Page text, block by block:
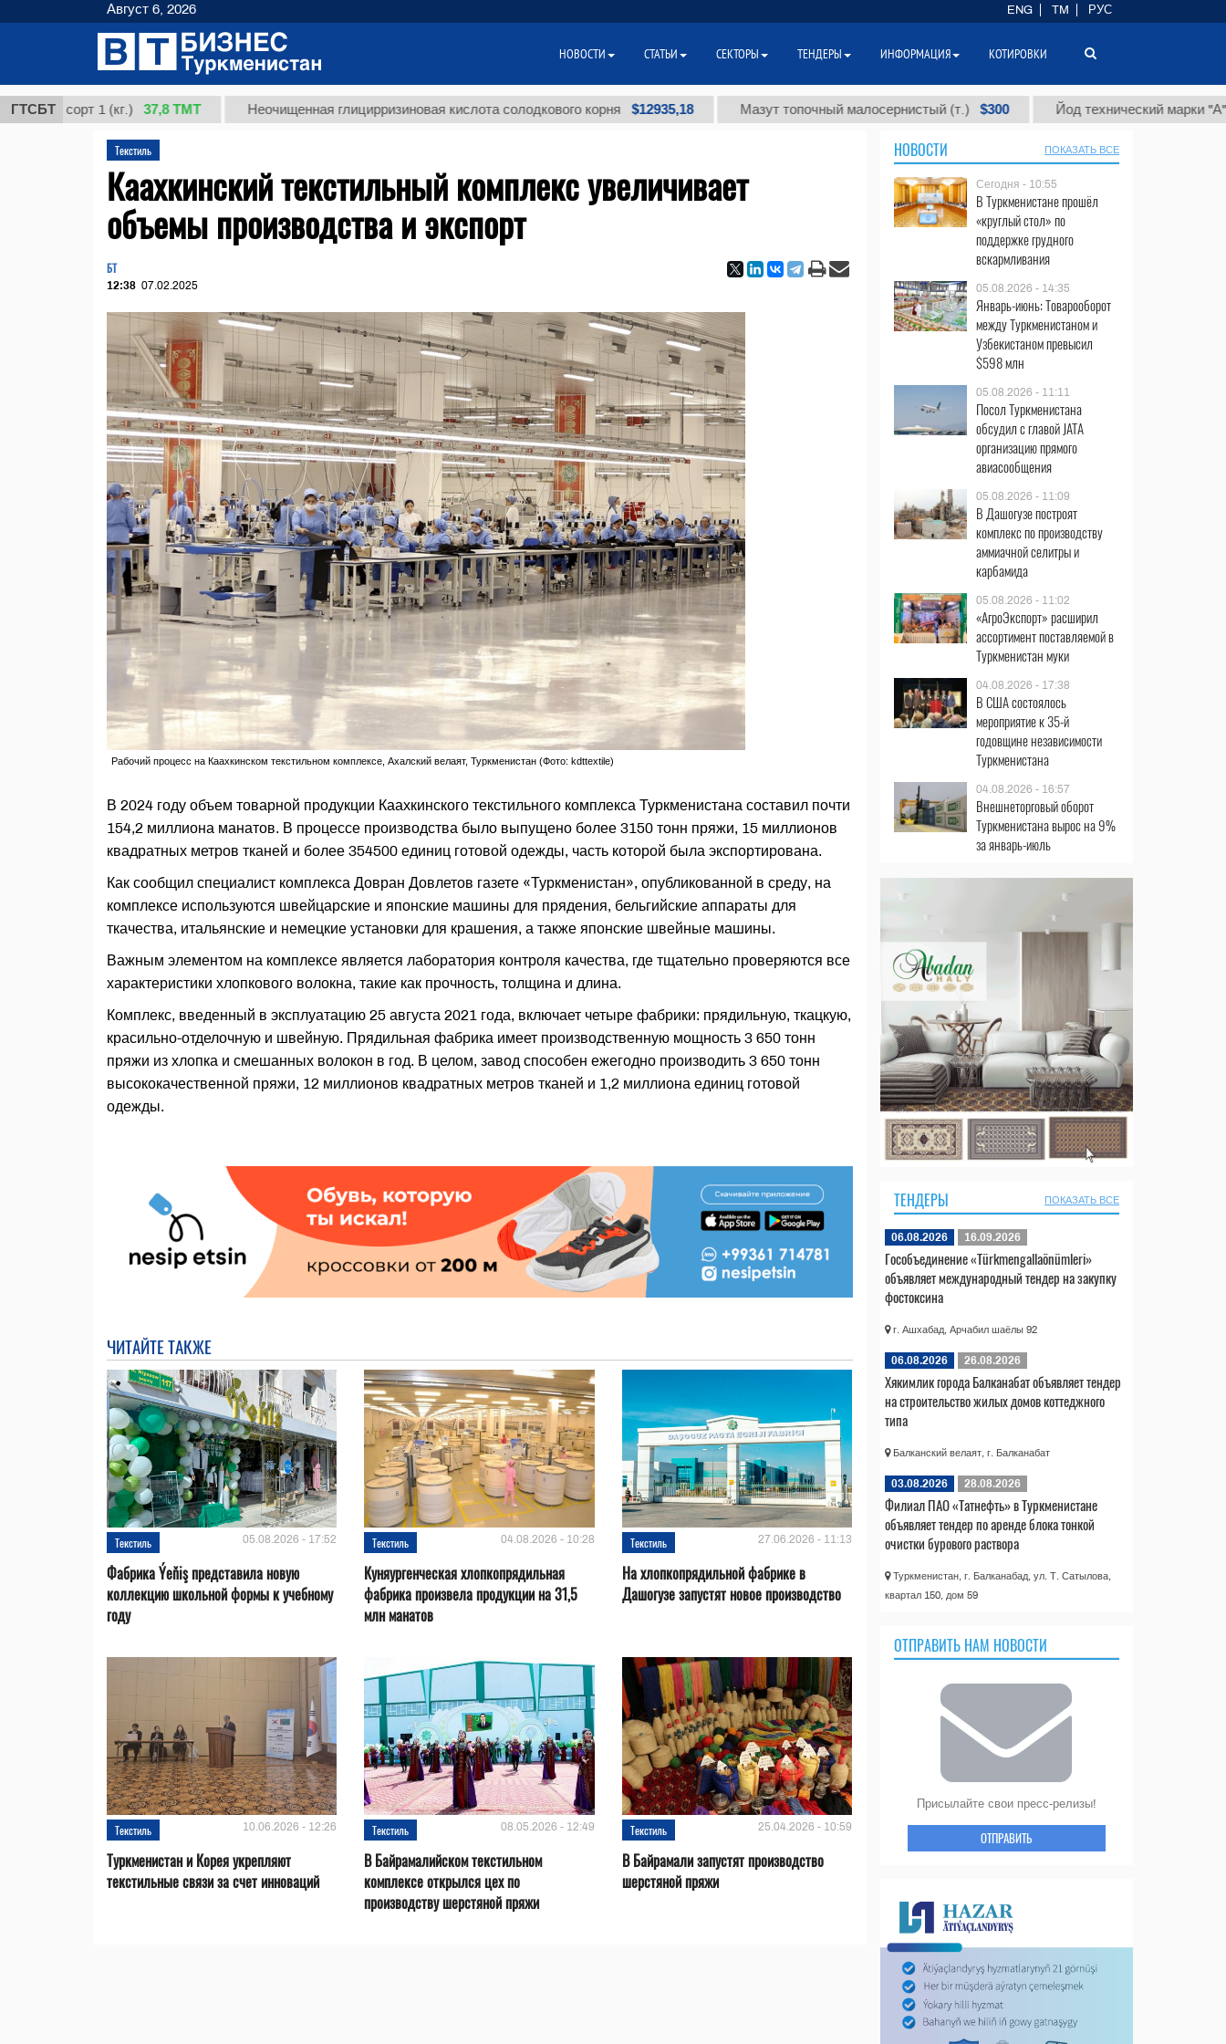
ГТСБТ
сорт 1 (кг.) 37,8 ТМТ Неочищенная глицирризиновая кислота солодкового корня $12935,18 Мазут топочный малосернистый (т.) $300 Йод технический марки "А" (т.)
Текстиль
Каахкинский текстильный комплекс увеличивает
объемы производства и экспорт
БТ
12:38 07.02.2025
Рабочий процесс на Каахкинском текстильном комплексе, Ахалский велаят, Туркменистан (Фото: kdttextile)
В 2024 году объем товарной продукции Каахкинского текстильного комплекса Туркменистана составил почти
154,2 миллиона манатов. В процессе производства было выпущено более 3150 тонн пряжи, 15 миллионов
квадратных метров тканей и более 354500 единиц готовой одежды, часть которой была экспортирована.
Как сообщил специалист комплекса Довран Довлетов газете «Туркменистан», опубликованной в среду, на
комплексе используются швейцарские и японские машины для прядения, бельгийские аппараты для
ткачества, итальянские и немецкие установки для крашения, а также японские швейные машины.
Важным элементом на комплексе является лаборатория контроля качества, где тщательно проверяются все
характеристики хлопкового волокна, такие как прочность, толщина и длина.
Комплекс, введенный в эксплуатацию 25 августа 2021 года, включает четыре фабрики: прядильную, ткацкую,
красильно-отделочную и швейную. Прядильная фабрика имеет производственную мощность 3 650 тонн
пряжи из хлопка и смешанных волокон в год. В целом, завод способен ежегодно производить 3 650 тонн
высококачественной пряжи, 12 миллионов квадратных метров тканей и 1,2 миллиона единиц готовой
одежды.
ЧИТАЙТЕ ТАКЖЕ
Текстиль 05.08.2026 - 17:52
Фабрика Ýeňiş представила новую
коллекцию школьной формы к учебному
году
Текстиль 04.08.2026 - 10:28
Куняургенческая хлопкопрядильная
фабрика произвела продукции на 31,5
млн манатов
Текстиль 27.06.2026 - 11:13
На хлопкопрядильной фабрике в
Дашогузе запустят новое производство
Текстиль 10.06.2026 - 12:26
Туркменистан и Корея укрепляют
текстильные связи за счет инноваций
Текстиль 08.05.2026 - 12:49
В Байрамалийском текстильном
комплексе открылся цех по
производству шерстяной пряжи
Текстиль 25.04.2026 - 10:59
В Байрамали запустят производство
шерстяной пряжи
НОВОСТИ ПОКАЗАТЬ ВСЕ
Сегодня - 10:55
В Туркменистане прошёл
«круглый стол» по
поддержке грудного
вскармливания
05.08.2026 - 14:35
Январь-июнь: Товарооборот
между Туркменистаном и
Узбекистаном превысил
$598 млн
05.08.2026 - 11:11
Посол Туркменистана
обсудил с главой JATA
организацию прямого
авиасообщения
05.08.2026 - 11:09
В Дашогузе построят
комплекс по производству
аммиачной селитры и
карбамида
05.08.2026 - 11:02
«АгроЭкспорт» расширил
ассортимент поставляемой в
Туркменистан муки
04.08.2026 - 17:38
В США состоялось
мероприятие к 35-й
годовщине независимости
Туркменистана
04.08.2026 - 16:57
Внешнеторговый оборот
Туркменистана вырос на 9%
за январь-июль
ТЕНДЕРЫ ПОКАЗАТЬ ВСЕ
06.08.2026 16.09.2026
Гособъединение «Türkmengallaönümleri»
объявляет международный тендер на закупку
фостоксина
г. Ашхабад, Арчабил шаёлы 92
06.08.2026 26.08.2026
Хякимлик города Балканабат объявляет тендер
на строительство жилых домов коттеджного
типа
Балканский велаят, г. Балканабат
03.08.2026 28.08.2026
Филиал ПАО «Татнефть» в Туркменистане
объявляет тендер по аренде блока тонкой
очистки бурового раствора
Туркменистан, г. Балканабад, ул. Т. Сатылова,
квартал 150, дом 59
ОТПРАВИТЬ НАМ НОВОСТИ
Присылайте свои пресс-релизы!
ОТПРАВИТЬ
Август 6, 2026 ENG TM РУС
НОВОСТИ СТАТЬИ СЕКТОРЫ ТЕНДЕРЫ ИНФОРМАЦИЯ КОТИРОВКИ